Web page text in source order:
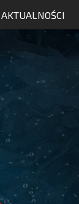
AKTUALNOŚCI